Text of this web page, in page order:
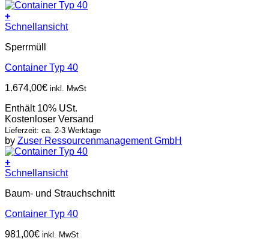
+
Schnellansicht
Sperrmüll
Container Typ 40
1.674,00€ inkl. MwSt
Enthält 10% USt.
Kostenloser Versand
Lieferzeit: ca. 2-3 Werktage
by Zuser Ressourcenmanagement GmbH
+
Schnellansicht
Baum- und Strauchschnitt
Container Typ 40
981,00€ inkl. MwSt